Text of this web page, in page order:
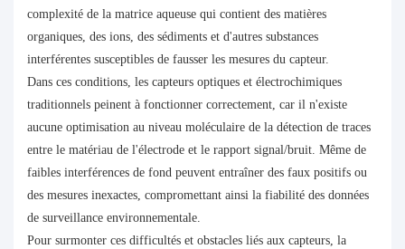
complexité de la matrice aqueuse qui contient des matières
organiques, des ions, des sédiments et d'autres substances
interférentes susceptibles de fausser les mesures du capteur.
Dans ces conditions, les capteurs optiques et électrochimiques
traditionnels peinent à fonctionner correctement, car il n'existe
aucune optimisation au niveau moléculaire de la détection de traces
entre le matériau de l'électrode et le rapport signal/bruit. Même de
faibles interférences de fond peuvent entraîner des faux positifs ou
des mesures inexactes, compromettant ainsi la fiabilité des données
de surveillance environnementale.
Pour surmonter ces difficultés et obstacles liés aux capteurs, la